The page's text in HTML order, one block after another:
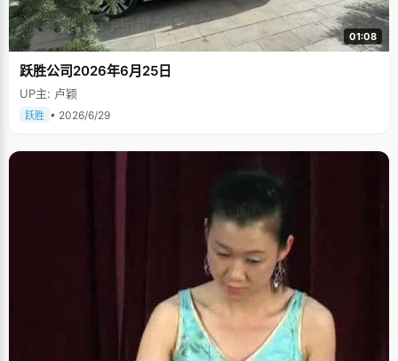
01:08
跃胜公司2026年6月25日
UP主: 卢颖
跃胜 • 2026/6/29